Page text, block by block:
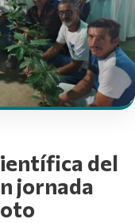
del
jornada